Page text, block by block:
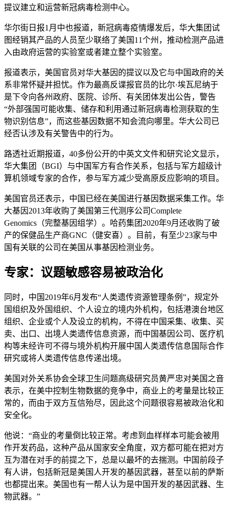
提议建立和运营新冠病毒检测中心。
华尔街日报1月中也报道，新冠病毒疫情爆发后，华大集团试
图经销其产品的人员至少联络了美国11个州，推动检测产品进
入由政府运营的实验室或者建立整个实验室。
报道表示，美国官员对华大基因的提议以及它与中国政府的关
系非常怀疑并担忧。作为最高反谍报官员的比尔·埃瓦尼纳于
是下令向各州政府、医院、诊所、有关团体发出公告，警告
“外部强国可能收集、储存和利用通过新冠病毒检测获取的生
物识别信息”，而这些基因数据不知会流向哪里。华大公司已
经否认涉及有关警告中的行为。
路透社近期报道，40多份公开的中英文文件和研究论文显示，
华大集团（BGI）与中国军方有合作关系，包括与军方超级计
算机领域专家的合作，参与军方减少受高原反应影响的项目。
美国官员还表示，中国已经在美国进行基因数据采集工作。华
大基因2013年收购了美国第三代测序公司Complete
Genomics（完整基因组学）。哈药集团2020年9月还收购了破
产的保健品生产商GNC（健安喜）。目前，有至少23家与中
国有关联的公司在美国从事基因检测业务。
专家：议题敏感容易被政治化
同时，中国2019年6月发布“人类遗传资源管理条例”，规定外
国组织及外国组织、个人设立的境内外机构，包括港澳台地区
组织、企业或个人及设立的机构，不得在中国采集、收集、买
卖、出口、出境人类遗传信息资源，而中国基因公司、医疗机
构等未经许可不得与境外机构开展中国人类遗传信息国际合作
研究或将人类遗传信息传递出境。
美国对外关系协会全球卫生问题高级研究员黄严忠对美国之音
表示，在美中控制生物数据的竞争中，商业上的考量是比较正
常的，而由于双方互信殆尽，因此这个问题很容易被政治化和
安全化。
他说：“商业的考量倒比较正常。考虑到血样样本可能会被用
作开发药品，这种产品从国家安全角度，双方都可能在把对方
互为潜在对手的前提之下，总是以最坏的去揣测。中国前段子
有人讲，包括新冠是美国人开发的基因武器，甚至以前的萨斯
也都提出来。美国也有一帮人认为是中国开发的基因武器、生
物武器。”